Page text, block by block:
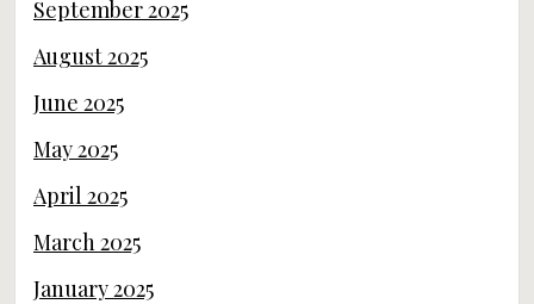
September 2025
August 2025
June 2025
May 2025
April 2025
March 2025
January 2025